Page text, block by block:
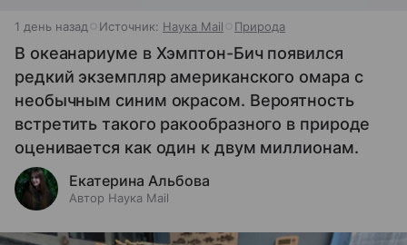
1 день назад Источник: Наука Mail Природа
В океанариуме в Хэмптон-Бич появился
редкий экземпляр американского омара с
необычным синим окрасом. Вероятность
встретить такого ракообразного в природе
оценивается как один к двум миллионам.
Екатерина Альбова
Автор Наука Mail